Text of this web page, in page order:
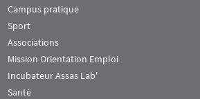
Campus pratique
Sport
Associations
Mission Orientation Emploi
Incubateur Assas Lab'
Santé